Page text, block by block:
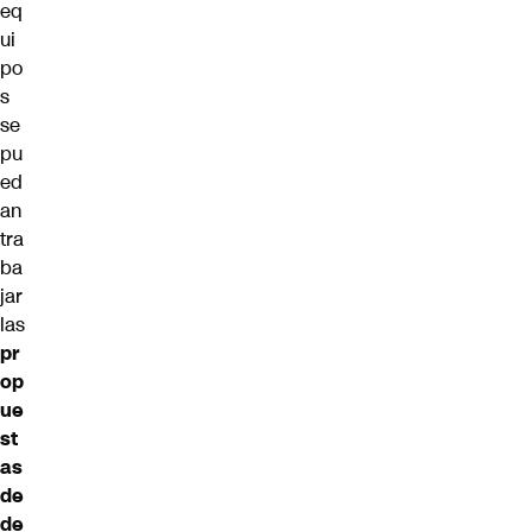
eq
ui
po
s
se
pu
ed
an
tra
ba
jar
las
pr
op
ue
st
as
de
de